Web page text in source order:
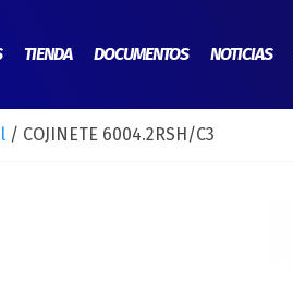
TIENDA DOCUMENTOS NOTICIAS
/ COJINETE 6004.2RSH/C3